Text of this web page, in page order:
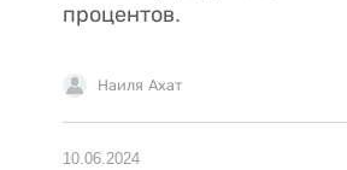
процентов.
Наиля Ахат
10.06.2024